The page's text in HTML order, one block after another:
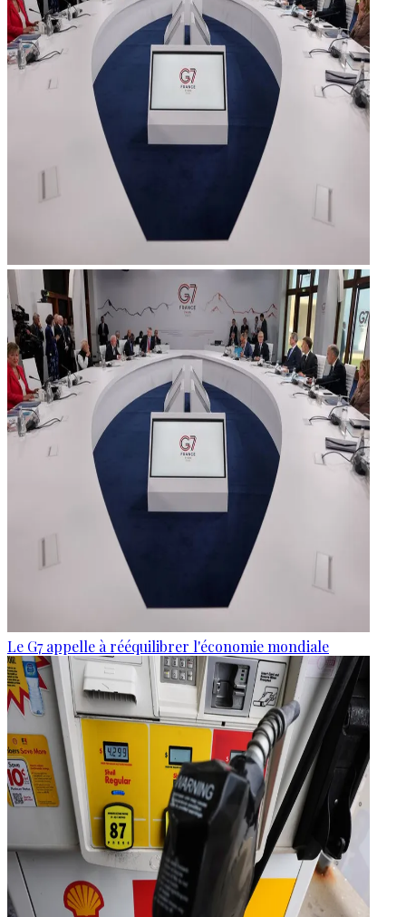
Le G7 appelle à rééquilibrer l'économie mondiale